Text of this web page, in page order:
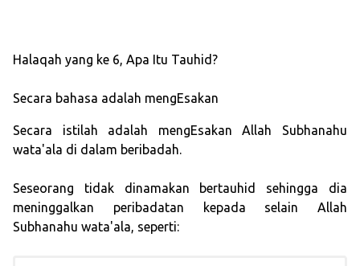
Halaqah yang ke 6, Apa Itu Tauhid?
Secara bahasa adalah mengEsakan
Secara istilah adalah mengEsakan Allah Subhanahu
wata'ala di dalam beribadah.
Seseorang tidak dinamakan bertauhid sehingga dia
meninggalkan peribadatan kepada selain Allah
Subhanahu wata'ala, seperti: